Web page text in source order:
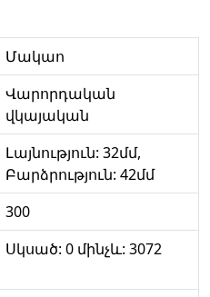
Մակաո
Վարորդական
վկայական
Լայնություն: 32մմ,
Բարձրություն: 42մմ
300
Սկսած: 0 մինչև: 3072